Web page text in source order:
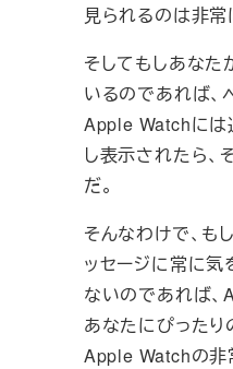
見られるのは非常
そしてもしあな
いるのであれば、
Apple Watchには
し表示されたら、
だ。
そんなわけで、も
ッセージに常に
ないのであれば
あなたにぴったり
Apple Watchの非